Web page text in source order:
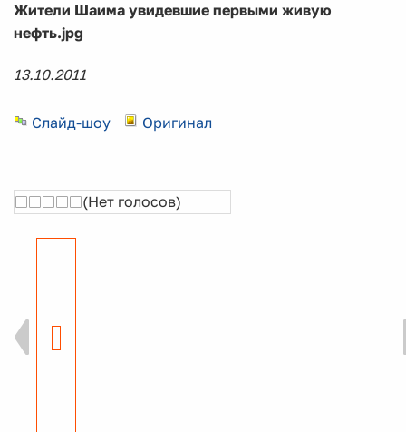
Жители Шаима увидевшие первыми живую
нефть.jpg
13.10.2011
Слайд-шоу Оригинал
(Нет голосов)